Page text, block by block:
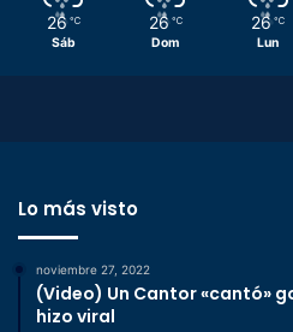
26 ℃
Sáb
26 ℃
Dom
26 ℃
Lun
Lo más visto
noviembre 27, 2022
(Video) Un Cantor «cantó»
hizo viral